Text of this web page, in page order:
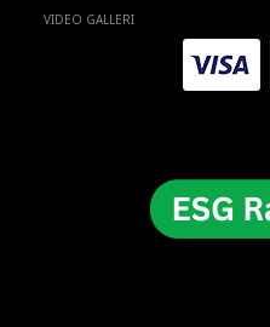
VIDEO GALLERI